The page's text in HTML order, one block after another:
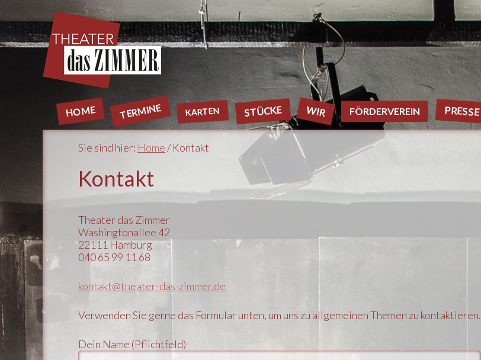
HOME TERMINE KARTEN STÜCKE WIR FÖRDERVEREIN PRESSE
Sie sind hier: Home/ Kontakt
Kontakt
Theater das Zimmer
Washingtonallee 42
22111 Hamburg
040 65 99 11 68
kontakt@theater-das-zimmer.de
Verwenden Sie gerne das Formular unten, um uns zu allgemeinen Themen zu kontaktieren.
Dein Name (Pflichtfeld)